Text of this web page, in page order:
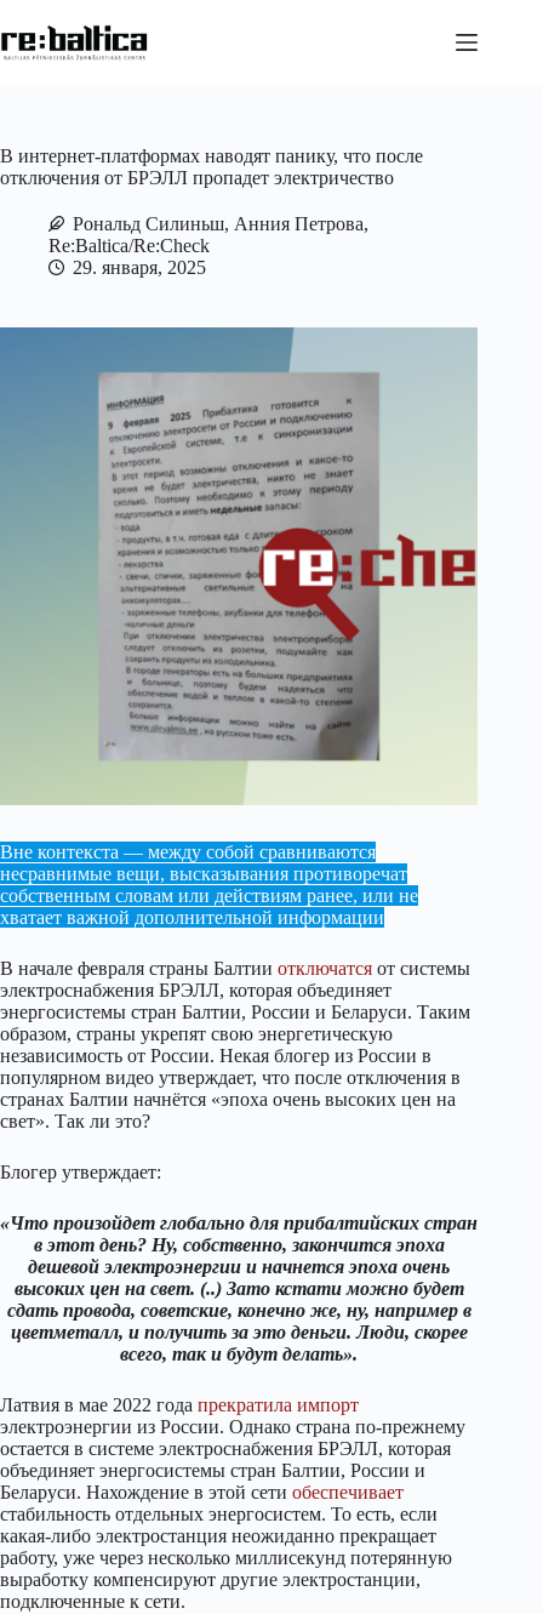
к
сути
В интернет-платформах наводят панику, что после
отключения от БРЭЛЛ пропадет электричество
Рональд Силиньш, Анния Петрова,
Re:Baltica/Re:Check
29. января, 2025
Вне контекста — между собой сравниваются
несравнимые вещи, высказывания противоречат
собственным словам или действиям ранее, или не
хватает важной дополнительной информации
В начале февраля страны Балтии отключатся от системы
электроснабжения БРЭЛЛ, которая объединяет
энергосистемы стран Балтии, России и Беларуси. Таким
образом, страны укрепят свою энергетическую
независимость от России. Некая блогер из России в
популярном видео утверждает, что после отключения в
странах Балтии начнётся «эпоха очень высоких цен на
свет». Так ли это?
Блогер утверждает:
«Что произойдет глобально для прибалтийских стран
в этот день? Ну, собственно, закончится эпоха
дешевой электроэнергии и начнется эпоха очень
высоких цен на свет. (..) Зато кстати можно будет
сдать провода, советские, конечно же, ну, например в
цветметалл, и получить за это деньги. Люди, скорее
всего, так и будут делать».
Латвия в мае 2022 года прекратила импорт
электроэнергии из России. Однако страна по-прежнему
остается в системе электроснабжения БРЭЛЛ, которая
объединяет энергосистемы стран Балтии, России и
Беларуси. Нахождение в этой сети обеспечивает
стабильность отдельных энергосистем. То есть, если
какая-либо электростанция неожиданно прекращает
работу, уже через несколько миллисекунд потерянную
выработку компенсируют другие электростанции,
подключенные к сети.